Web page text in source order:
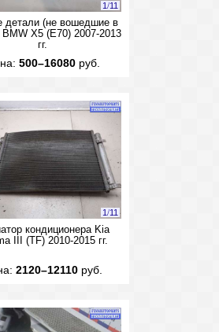
1/11
детали (не вошедшие в
BMW X5 (E70) 2007-2013
гг.
500–16080руб.
1/11
кондиционера Kia
III (TF) 2010-2015 гг.
2120–12110 руб.